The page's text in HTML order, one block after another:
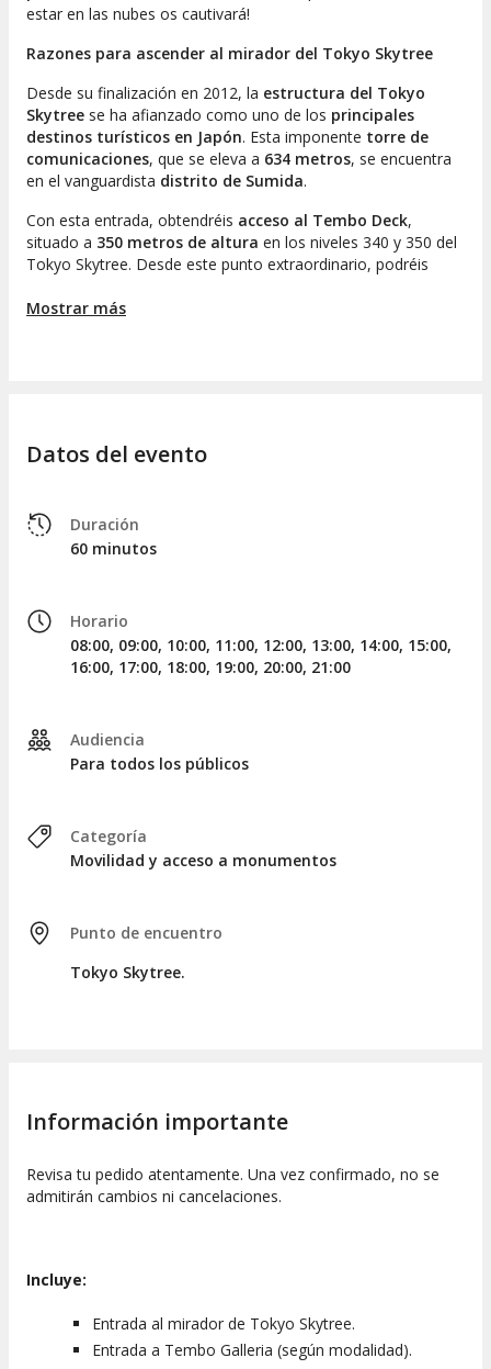
estar en las nubes os cautivará!
Razones para ascender al mirador del Tokyo Skytree
Desde su finalización en 2012, la estructura del Tokyo
Skytree se ha afianzado como uno de los principales
destinos turísticos en Japón. Esta imponente torre de
comunicaciones, que se eleva a 634 metros, se encuentra
en el vanguardista distrito de Sumida.
Con esta entrada, obtendréis acceso al Tembo Deck,
situado a 350 metros de altura en los niveles 340 y 350 del
Tokyo Skytree. Desde este punto extraordinario, podréis
¡Sentiréis que alcanzáis el cielo!
artículos exclusivos.
Si deseáis aventuraros aún más alto, podéis
vuestra entrada al mirador del Tokyo Skytree
Horarios de funcionamiento
Tokyo Skytree permanece abierto de
22:00 horas
Información para jóvenes de 12 a 17 años
jóvenes de entre 12 y 17 años a través de nuestra
plataforma.
Mostrar más
Datos del evento
Duración
60 minutos
Horario
08:00, 09:00, 10:00, 11:00, 12:00, 13:00, 14:00, 15:00,
16:00, 17:00, 18:00, 19:00, 20:00, 21:00
Audiencia
Para todos los públicos
Categoría
Movilidad y acceso a monumentos
Punto de encuentro
Tokyo Skytree.
Información importante
Revisa tu pedido atentamente. Una vez confirmado, no se
admitirán cambios ni cancelaciones.
Incluye:
Entrada al mirador de Tokyo Skytree.
Entrada a Tembo Galleria (según modalidad).